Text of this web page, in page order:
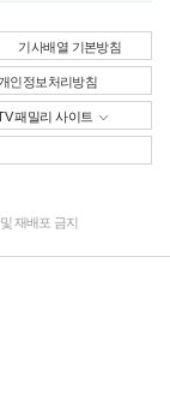
기사배열 기본방침
인정보처리방침
패밀리 사이트
재배포 금지